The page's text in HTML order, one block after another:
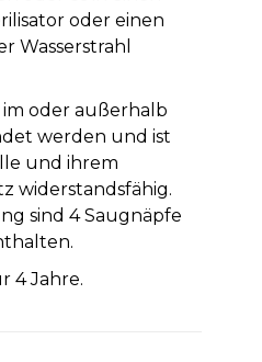
oder einen
Wasserstrahl
oder außerhalb
werden und ist
und ihrem
widerstandsfähig.
sind 4 Saugnäpfe
4 Jahre.